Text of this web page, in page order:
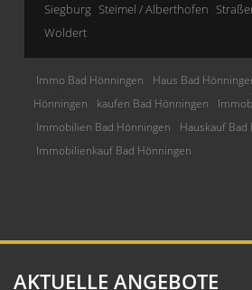
Siegburg Steimel / Alberthofen
Woldert
Immo Bad Hönningen Haus Bad
Hönningen
kaufen Bad Hönningen
Immobilien Bad Hönningen
Hauskauf Bad
Immobilienkauf Bad Hönningen
AKTUELLE ANGEBOTE